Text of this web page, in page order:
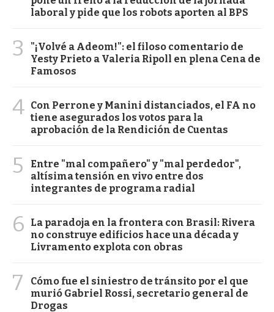
laboral y pide que los robots aporten al BPS
3
"¡Volvé a Adeom!": el filoso comentario de
Yesty Prieto a Valeria Ripoll en plena Cena de
Famosos
4 Con Perrone y Manini distanciados, el FA no
tiene asegurados los votos para la
aprobación de la Rendición de Cuentas
5
Entre "mal compañero" y "mal perdedor",
altísima tensión en vivo entre dos
integrantes de programa radial
6
La paradoja en la frontera con Brasil: Rivera
no construye edificios hace una década y
Livramento explota con obras
7
Cómo fue el siniestro de tránsito por el que
murió Gabriel Rossi, secretario general de
Drogas